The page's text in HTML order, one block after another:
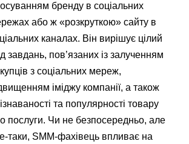
бренду в соціальних
або ж «розкруткою» сайту в
каналах. Він вирішує цілий
завдань, пов’язаних із залученням
з соціальних мереж,
іміджу компанії, а також
та популярності товару
послуги. Чи не безпосередньо, але
таки, SMM-фахівець впливає на